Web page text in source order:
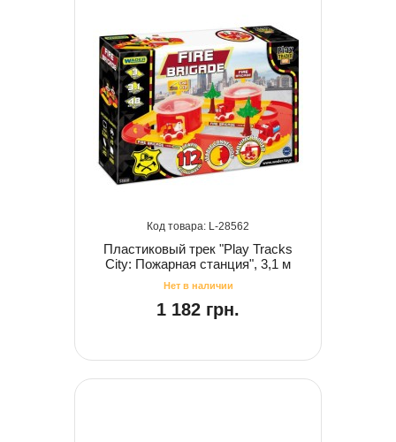
28562
Пластиковый трек "Play Tracks
City: Пожарная станция", 3,1 м
1 182 грн.